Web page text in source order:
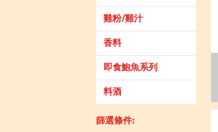
雞粉/雞汁
香料
即食鮑魚系列
料酒
篩選條件: